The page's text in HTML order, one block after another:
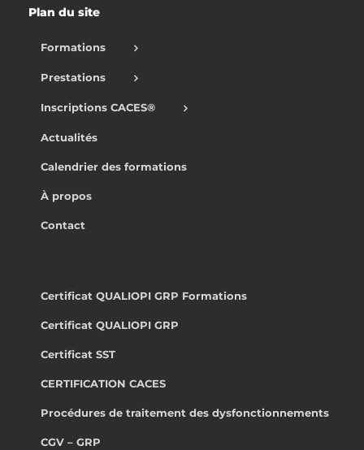
Plan du site
Formations
Prestations
Inscriptions CACES®
Actualités
Calendrier des formations
À propos
Contact
Certificat QUALIOPI GRP Formations
Certificat QUALIOPI GRP
Certificat SST
CERTIFICATION CACES
Procédures de traitement des dysfonctionnements
CGV – GRP